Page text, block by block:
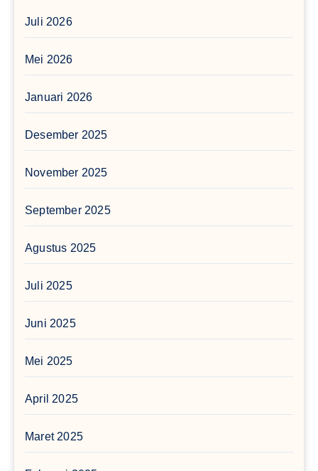
Juli 2026
Mei 2026
Januari 2026
Desember 2025
November 2025
September 2025
Agustus 2025
Juli 2025
Juni 2025
Mei 2025
April 2025
Maret 2025